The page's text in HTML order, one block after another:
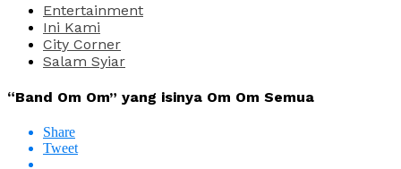
Entertainment
Ini Kami
City Corner
Salam Syiar
“Band Om Om” yang isinya Om Om Semua
Share
Tweet